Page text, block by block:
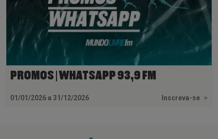
PROMOS | WHATSAPP 93,9 FM
01/01/2026 a 31/12/2026 Inscreva-se >